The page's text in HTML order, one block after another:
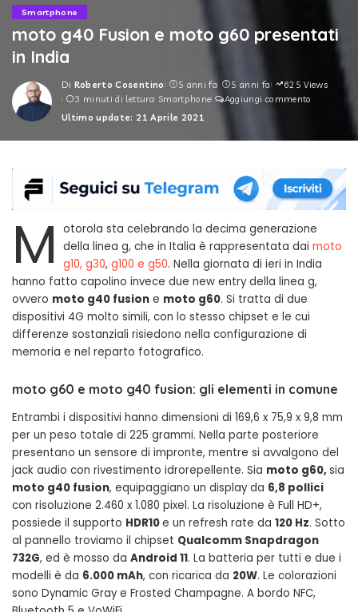
Smartphone
moto g40 Fusion e moto g60 presentati
in India
Posted
by
Di Roberto Cosentino 5 anni fa 5 anni fa
625 Views
3 minuti di lettura Smartphone
Aggiungi commento
Ultimo update: 21 Aprile 2021
M
otorola sta celebrando la decima generazione
della linea g, che in Italia è rappresentata dai moto
g10, g30, g100 e g50. Nella giornata di ieri in India
hanno fatto capolino invece due new entry della linea g,
ovvero moto g40 fusion e moto g60. Si tratta di due
dispositivi 4G molto simili, con lo stesso chipset e le cui
differenze sostanziali risiedono nella configurazione di
memoria e nel reparto fotografico.
moto g60 e moto g40 fusion: gli elementi in comune
Entrambi i dispositivi hanno dimensioni di 169,6 x 75,9 x 9,8 mm
per un peso totale di 225 grammi. Nella parte posteriore
presentano un sensore di impronte, mentre si avvalgono del
jack audio con rivestimento idrorepellente. Sia moto g60, sia
moto g40 fusion, equipaggiano un display da 6,8 pollici
con risoluzione 2.460 x 1.080 pixel. La risoluzione è Full HD+,
possiede il supporto HDR10e un refresh rate da 120 Hz. Sotto
al pannello troviamo il chipset Qualcomm Snapdragon
732G, ed è mosso da Android 11. La batteria per tutti e due i
modelli è da 6.000 mAh, con ricarica da 20W. Le colorazioni
sono Dynamic Gray e Frosted Champagne. A bordo NFC,